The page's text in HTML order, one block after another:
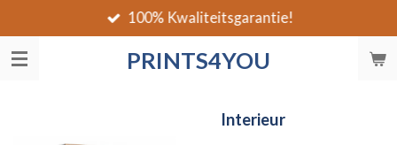
direct
naar
PRINTS4YOU
100% Kwaliteitsgarantie!
Interieur